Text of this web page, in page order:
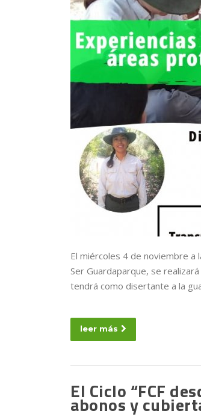
El miércoles 4 de noviembre a
Ser Guardaparque, se
tendrá como disertante a la
leer más
El Ciclo “FCF
abonos y